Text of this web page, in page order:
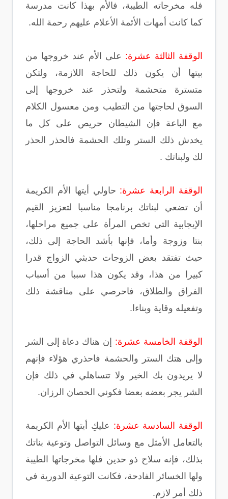
فله مخرجاته الطيبة، فالأم بهذا كانت مدرسة
كما كانت أمهات الأئمة الأعلام عليهم رحمة الله.
الوقفة الثالثة عشرة: على الأم عند خروجها من
بيتها أن يكون ذلك للحاجة اللازمة، ولتكن
متسترة متحشمة ولتحذر عند خروجها إلى
السوق لحاجتها من التطيب ومن معسول الكلام
مع الباعة فإن الشيطان حريص على كل ما
يخدش ذلك الستر وتلك الحشمة فالحذر الحذر
لك ولبناتك .
الوقفة الرابعة عشرة: حاولي أيتها الأم الكريمة
أن تضعي لبناتك برنامجا مناسبا لتعزيز القيم
الإيجابية التي تخص المرأة على جميع مراحلها،
بنتا وزوجة وأما، فإنها بأشد الحاجة إلى ذلك،
حيث تفتقد بعض الزوجات حديثي الزواج قدرا
كبيرا من هذا، وقد يكون هذا سببا من أسباب
الفراق والطلاق، فاحرصي على مناقشة ذلك
وتفعيله وقاية وبناءا.
الوقفة الخامسة عشرة: إن هناك دعاة إلى الشر
وإلى هتك الستر والحشمة فاحذري هؤلاء فإنهم
لا يريدون بك الخير ولا تتساهلي في ذلك فإن
الشر يجر بعضه بعضا فكوني الحصان الرزان.
الوقفة السادسة عشرة: عليكِ أيتها الأم الكريمة
بالتعامل الأمثل مع وسائل التواصل وتوعية بناتك
بذلك، فإنه سلاح ذو حدين فلها مخرجاتها الطيبة
ولها الخسائر الفادحة، فكانت التوعية الدورية في
ذلك أمر لازم.